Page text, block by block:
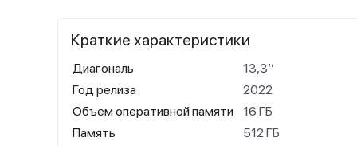
Краткие характеристики
Диагональ
13,3’’
Год релиза
2022
Объем оперативной памяти
16 ГБ
Память
512 ГБ